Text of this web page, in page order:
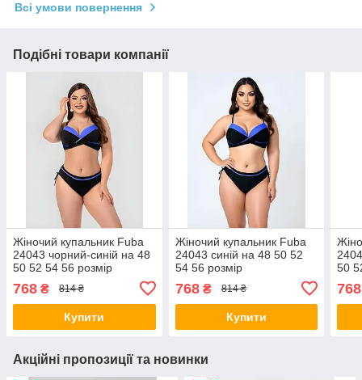
Всі умови повернення
Подібні товари компанії
Жіночий купальник Fuba
24043 чорний-синій на 48
50 52 54 56 розмір
768 ₴ 814 ₴
Купити
Жіночий купальник Fuba
24043 синій на 48 50 52
54 56 розмір
768₴ 814 ₴
Купити
50
768
Акційні пропозиції та новинки